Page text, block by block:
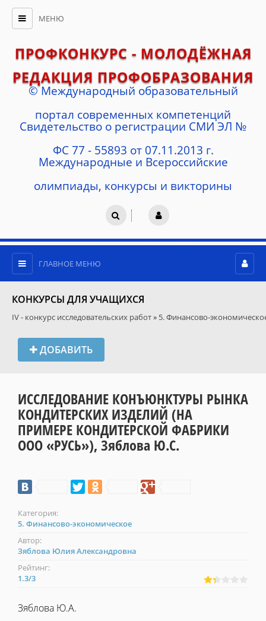
МЕНЮ
ПРОФКОНКУРС - МОЛОДЁЖНАЯ
РЕДАКЦИЯ ПРОФОБРАЗОВАНИЯ
© Международный образовательный
портал современных компетенций
Cвидетельство о регистрации СМИ ЭЛ №
ФС 77 - 55893 от 07.11.2013 г.
Международные и Всероссийские
олимпиады, конкурсы и викторины
ГЛАВНОЕ МЕНЮ
КОНКУРСЫ ДЛЯ УЧАЩИХСЯ
IV - конкурс исследовательских работ» 5. Финансово-
ДОБАВИТЬ
ИССЛЕДОВАНИЕ КОНЪЮНКТУРЫ РЫНКА
КОНДИТЕРСКИХ ИЗДЕЛИЙ (НА
ПРИМЕРЕ КОНДИТЕРСКОЙ ФАБРИКИ
ООО «РУСЬ»), Зяблова Ю.С.
Категория:
5. Финансово-экономическое
Автор:
Зяблова Юлия Александровна
Рейтинг:
1.3/3
Зяблова Ю.А.